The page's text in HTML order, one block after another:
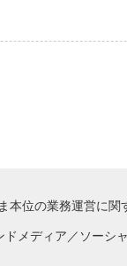
本位の業務運営に関
ドメディア／ソーシ